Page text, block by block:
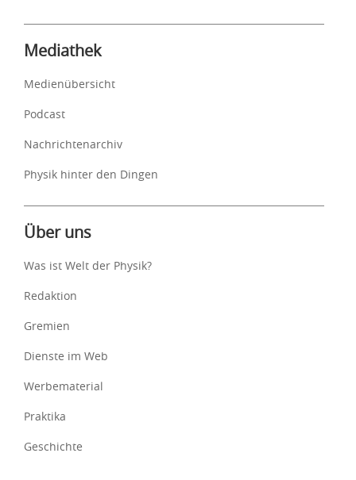
Mediathek
Medienübersicht
Podcast
Nachrichtenarchiv
Physik hinter den Dingen
Über uns
Was ist Welt der Physik?
Redaktion
Gremien
Dienste im Web
Werbematerial
Praktika
Geschichte